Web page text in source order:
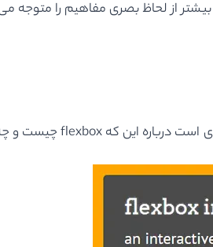
که بیشتر از لحاظ بصری مفاهیم را